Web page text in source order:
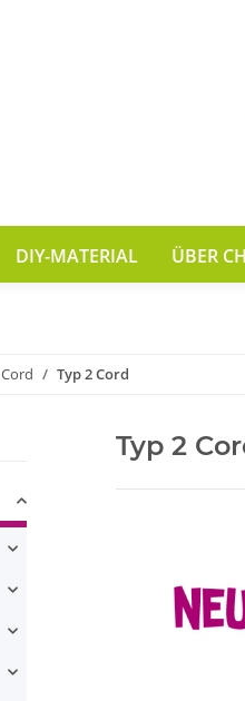
DIY-MATERIAL ÜBER
Cord Typ 2 Cord
Typ 2